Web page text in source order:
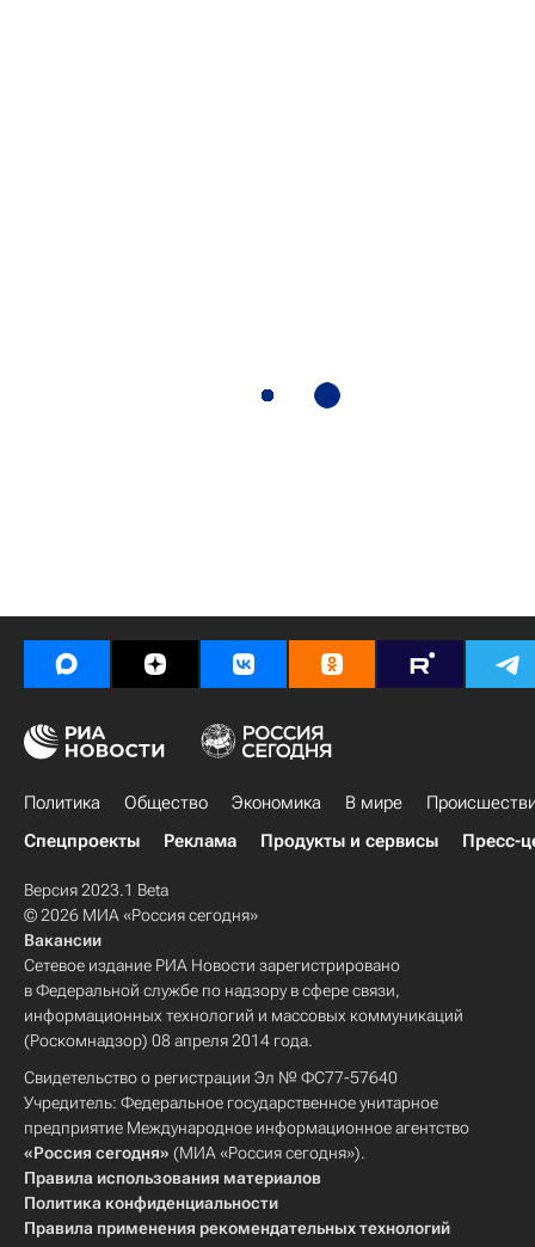
Политика Общество Экономика В мире
Спецпроекты
Реклама Продукты и сервисы Пресс-
Версия 2023.1 Beta
© 2026 МИА «Россия сегодня»
Вакансии
Сетевое издание РИА Новости зарегистрировано
в Федеральной службе по надзору в сфере связи,
информационных технологий и массовых коммуникаций
(Роскомнадзор) 08 апреля 2014 года.
Свидетельство о регистрации Эл № ФС77-57640
Учредитель: Федеральное государственное унитарное
предприятие Международное информационное агентство
«Россия сегодня» (МИА «Россия сегодня»).
Правила использования материалов
Политика конфиденциальности
Правила применения рекомендательных технологий